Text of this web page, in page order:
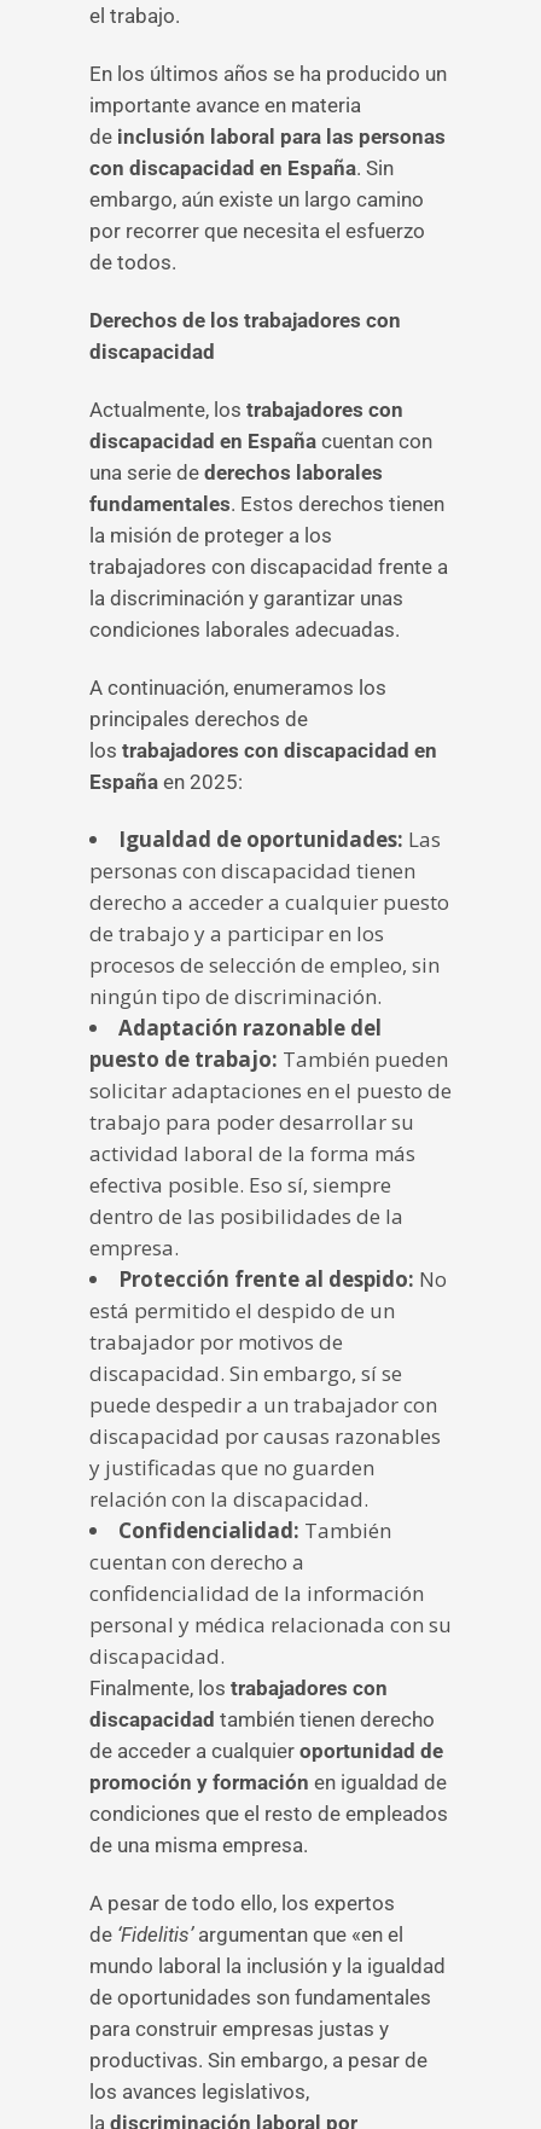
el trabajo.
En los últimos años se ha producido un
importante avance en materia
de inclusión laboral para las personas
con discapacidad en España. Sin
embargo, aún existe un largo camino
por recorrer que necesita el esfuerzo
de todos.
Derechos de los trabajadores con
discapacidad
Actualmente, los trabajadores con
discapacidad en España cuentan con
una serie de derechos laborales
fundamentales. Estos derechos tienen
la misión de proteger a los
trabajadores con discapacidad frente a
la discriminación y garantizar unas
condiciones laborales adecuadas.
A continuación, enumeramos los
principales derechos de
los trabajadores con discapacidad en
España en 2025:
Igualdad de oportunidades: Las
personas con discapacidad tienen
derecho a acceder a cualquier puesto
de trabajo y a participar en los
procesos de selección de empleo, sin
ningún tipo de discriminación.
Adaptación razonable del
puesto de trabajo: También pueden
solicitar adaptaciones en el puesto de
trabajo para poder desarrollar su
actividad laboral de la forma más
efectiva posible. Eso sí, siempre
dentro de las posibilidades de la
empresa.
Protección frente al despido: No
está permitido el despido de un
trabajador por motivos de
discapacidad. Sin embargo, sí se
puede despedir a un trabajador con
discapacidad por causas razonables
y justificadas que no guarden
relación con la discapacidad.
Confidencialidad: También
cuentan con derecho a
confidencialidad de la información
personal y médica relacionada con su
discapacidad.
Finalmente, los trabajadores con
discapacidad también tienen derecho
de acceder a cualquier oportunidad de
promoción y formación en igualdad de
condiciones que el resto de empleados
de una misma empresa.
A pesar de todo ello, los expertos
de ‘Fidelitis’argumentan que «en el
mundo laboral la inclusión y la igualdad
de oportunidades son fundamentales
para construir empresas justas y
productivas. Sin embargo, a pesar de
los avances legislativos,
la discriminación laboral por